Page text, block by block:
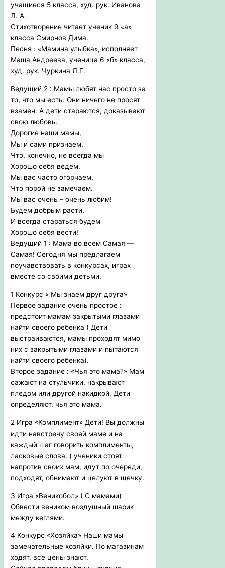
учащиеся 5 класса, худ. рук. Иванова
Л. А.
Стихотворение читает ученик 9 «а»
класса Смирнов Дима.
Песня : «Мамина улыбка», исполняет
Маша Андреева, ученица 6 «б» класса,
худ. рук. Чуркина Л.Г.
Ведущий 2 : Мамы любят нас просто за
то, что мы есть. Они ничего не просят
взамен. А дети стараются, доказывают
свою любовь.
Дорогие наши мамы,
Мы и сами признаем,
Что, конечно, не всегда мы
Хорошо себя ведем.
Мы вас часто огорчаем,
Что порой не замечаем.
Мы вас очень – очень любим!
Будем добрым расти,
И всегда стараться будем
Хорошо себя вести!
Ведущий 1 : Мама во всем Самая —
Самая! Сегодня мы предлагаем
поучавствовать в конкурсах, играх
вместе со своими детьми.
1 Конкурс « Мы знаем друг друга»
Первое задание очень простое :
предстоит мамам закрытыми глазами
найти своего ребенка ( Дети
выстраиваются, мамы проходят мимо
них с закрытыми глазами и пытаются
найти своего ребенка).
Второе задание : «Чья это мама?» Мам
сажают на стульчики, накрывают
пледом или другой накидкой. Дети
определяют, чья это мама.
2 Игра «Комплимент» Дети! Вы должны
идти навстречу своей маме и на
каждый шаг говорить комплименты,
ласковые слова. ( ученики стоят
напротив своих мам, идут по очереди,
подходят, обнимают и целуют в щечку.
3 Игра «Веникобол» ( С мамами)
Обвести веником воздушный шарик
между кеглями.
4 Конкурс «Хозяйка» Наши мамы
замечательные хозяйки. По магазинам
ходят, все цены знают.